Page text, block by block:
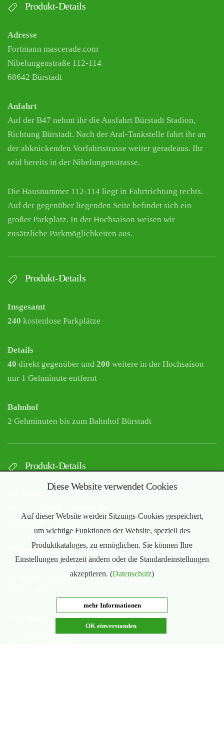
Produkt-Details
Adresse
Fortmann mascerade.com
Nibelungenstraße 112-114
68642 Bürstadt
Anfahrt
Auf der B47 nehmt ihr die Ausfahrt Bürstadt Stadion,
Richtung Bürstadt. Nach der Aral-Tankstelle fahrt ihr an
der abknickenden Vorfahrtstrasse weiter geradeaus. Ihr
seid bereits in der Nibelungenstrasse.
Die Hausnummer 112-114 liegt in Fahrtrichtung rechts.
Auf der gegenüber liegenden Seite befindet sich ein
großer Parkplatz. In der Hochsaison weisen wir
zusätzliche Parkmöglichkeiten aus.
Produkt-Details
Insgesamt
240 kostenlose Parkplätze
Details
40 direkt gegenüber und 200 weitere in der Hochsaison
nur 1 Gehminute entfernt
Bahnhof
2 Gehminuten bis zum Bahnhof Bürstadt
Produkt-Details
(September – Februar)
Nebensaison
Mo – Fr:16:00 – 20:00 Uhr
10:00 – 20:00 Uhr
Nachsaisonpause:
Diese Website verwendet Cookies
Auf dieser Website werden Sitzungs-Cookies gespeichert,
um wichtige Funktionen der Website, speziell des
Produktkataloges, zu ermöglichen. Sie können Ihre
Einstellungen jederzeit ändern oder die Standardeinstellungen
akzeptieren. (Datenschutz)
mehr Informationen
OK einverstanden